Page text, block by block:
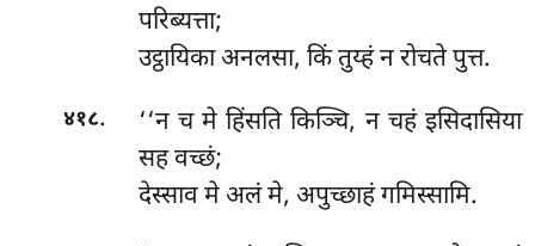
परिब्यत्ता;
उट्ठायिका अनलसा, किं तुय्हं न रोचते पुत्त.
४१८.
‘‘न च मे हिंसति किञ्चि, न चहं इसिदासिया
सह वच्छं;
देस्साव मे अलं मे, अपुच्छाहं गमिस्सामि.